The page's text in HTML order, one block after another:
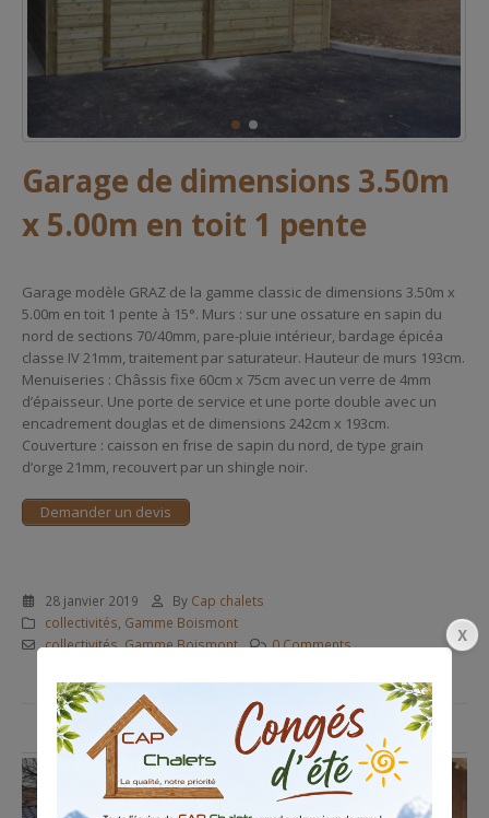
Garage de dimensions 3.50m
x 5.00m en toit 1 pente
Garage modèle GRAZ de la gamme classic de dimensions 3.50m x
5.00m en toit 1 pente à 15°. Murs : sur une ossature en sapin du
nord de sections 70/40mm, pare-pluie intérieur, bardage épicéa
classe IV 21mm, traitement par saturateur. Hauteur de murs 193cm.
Menuiseries : Châssis fixe 60cm x 75cm avec un verre de 4mm
d’épaisseur. Une porte de service et une porte double avec un
encadrement douglas et de dimensions 242cm x 193cm.
Couverture : caisson en frise de sapin du nord, de type grain
d’orge 21mm, recouvert par un shingle noir.
Demander un devis
28 janvier 2019 By Cap chalets
collectivités, Gamme Boismont
collectivités,Gamme Boismont 0 Comments